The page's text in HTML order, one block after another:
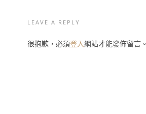
LEAVE A REPLY
很抱歉，必須登入網站才能發佈留言。